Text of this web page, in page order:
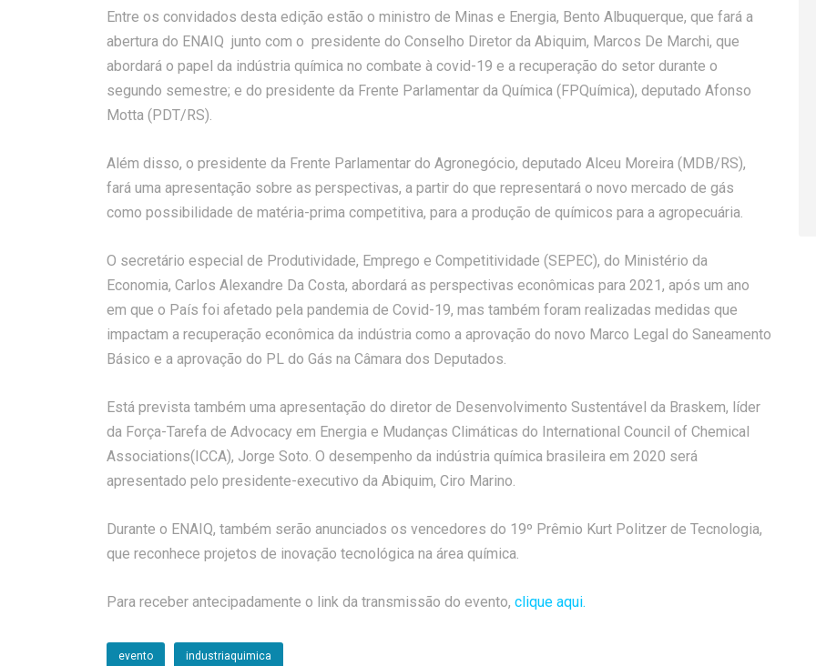
Entre os convidados desta edição estão o ministro de Minas e Energia, Bento Albuquerque, que fará a
abertura do ENAIQ junto com o presidente do Conselho Diretor da Abiquim, Marcos De Marchi, que
abordará o papel da indústria química no combate à covid-19 e a recuperação do setor durante o
segundo semestre; e do presidente da Frente Parlamentar da Química (FPQuímica), deputado Afonso
Motta (PDT/RS).
Além disso, o presidente da Frente Parlamentar do Agronegócio, deputado Alceu Moreira (MDB/RS),
fará uma apresentação sobre as perspectivas, a partir do que representará o novo mercado de gás
como possibilidade de matéria-prima competitiva, para a produção de químicos para a agropecuária.
O secretário especial de Produtividade, Emprego e Competitividade (SEPEC), do Ministério da
Economia, Carlos Alexandre Da Costa, abordará as perspectivas econômicas para 2021, após um ano
em que o País foi afetado pela pandemia de Covid-19, mas também foram realizadas medidas que
impactam a recuperação econômica da indústria como a aprovação do novo Marco Legal do Saneamento
Básico e a aprovação do PL do Gás na Câmara dos Deputados.
Está prevista também uma apresentação do diretor de Desenvolvimento Sustentável da Braskem, líder
da Força-Tarefa de Advocacy em Energia e Mudanças Climáticas do International Council of Chemical
Associations(ICCA), Jorge Soto. O desempenho da indústria química brasileira em 2020 será
apresentado pelo presidente-executivo da Abiquim, Ciro Marino.
Durante o ENAIQ, também serão anunciados os vencedores do 19º Prêmio Kurt Politzer de Tecnologia,
que reconhece projetos de inovação tecnológica na área química.
Para receber antecipadamente o link da transmissão do evento, clique aqui.
evento industriaquimica